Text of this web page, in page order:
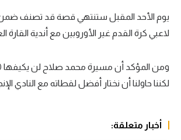
سعودي في الجول
الدوري الإنجليزي
الدوري الإسباني
دوري أبطال أوروبا
رياضات أخرى
يوم الأحد المقبل ستنتهي قصة قد تصنف
لاعبي كرة القدم غير الأوروبين مع أندية القارة
لكننا حاولنا أن نختار أفضل لقطاته مع النادي
أخبار متعلقة: